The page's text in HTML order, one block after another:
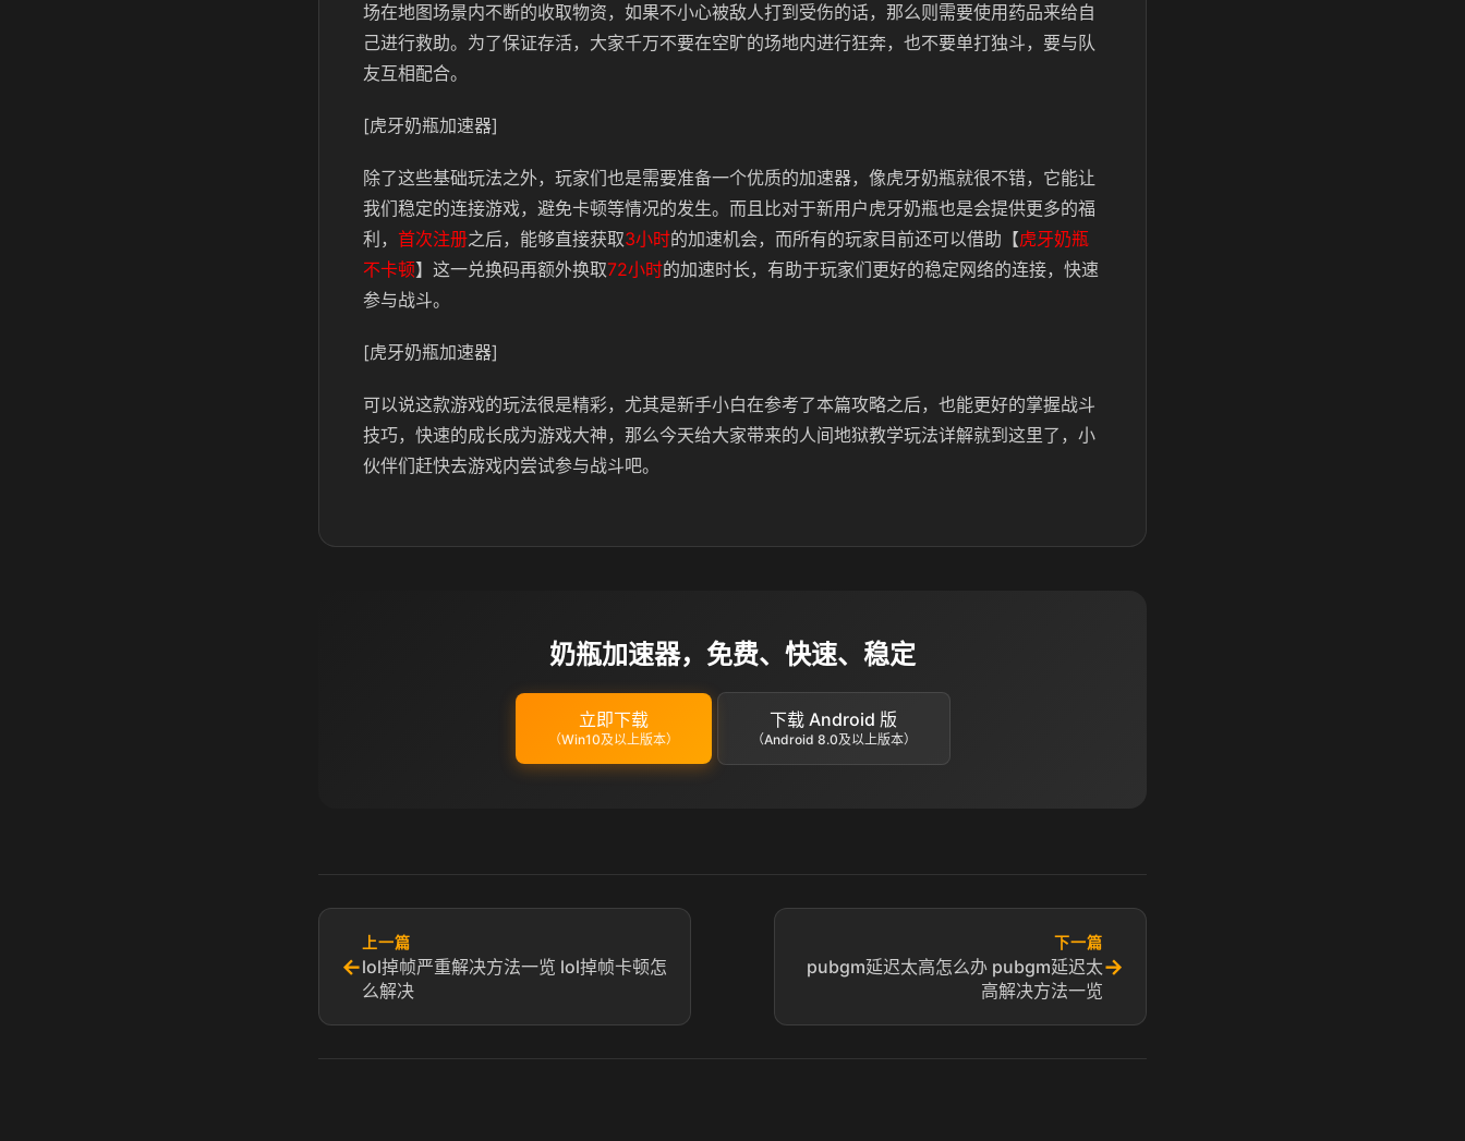
场在地图场景内不断的收取物资，如果不小心被敌人打到受伤的话，那么则需要使用药品来给自
己进行救助。为了保证存活，大家千万不要在空旷的场地内进行狂奔，也不要单打独斗，要与队
友互相配合。
[虎牙奶瓶加速器]
除了这些基础玩法之外，玩家们也是需要准备一个优质的加速器，像虎牙奶瓶就很不错，它能让
我们稳定的连接游戏，避免卡顿等情况的发生。而且比对于新用户虎牙奶瓶也是会提供更多的福
利， 首次注册之后，能够直接获取3小时的加速机会，而所有的玩家目前还可以借助【虎牙奶瓶
不卡顿】这一兑换码再额外换取72小时的加速时长，有助于玩家们更好的稳定网络的连接，快速
参与战斗。
[虎牙奶瓶加速器]
可以说这款游戏的玩法很是精彩，尤其是新手小白在参考了本篇攻略之后，也能更好的掌握战斗
技巧，快速的成长成为游戏大神，那么今天给大家带来的人间地狱教学玩法详解就到这里了，小
伙伴们赶快去游戏内尝试参与战斗吧。
奶瓶加速器，免费、快速、稳定
立即下载
（Win10及以上版本）
下载 Android 版
（Android 8.0及以上版本）
←
上一篇
lol掉帧严重解决方法一览 lol掉帧卡顿怎
么解决
下一篇
pubgm延迟太高怎么办 pubgm延迟太
高解决方法一览
→